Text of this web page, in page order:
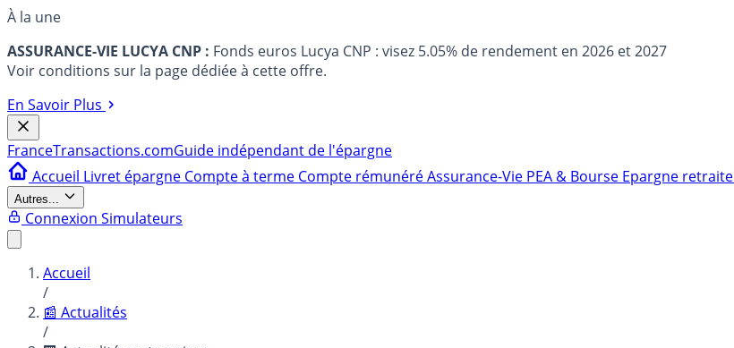
À la une
ASSURANCE-VIE LUCYA CNP : Fonds euros Lucya CNP : visez 5.05% de rendement en 2026 et 2027
Voir conditions sur la page dédiée à cette offre.
En Savoir Plus
FranceTransactions.comGuide indépendant de l'épargne
Accueil Livret épargne Compte à terme Compte rémunéréAssurance-Vie PEA & Bourse Epargne retraite
Autres...
Connexion Simulateurs
Accueil
/
📰 Actualités
/